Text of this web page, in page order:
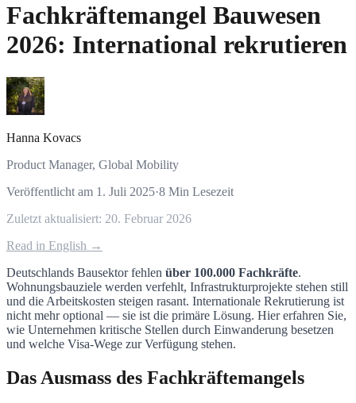
Fachkräftemangel Bauwesen
2026: International rekrutieren
Hanna Kovacs
Product Manager, Global Mobility
Veröffentlicht am 1. Juli 2025·8 Min Lesezeit
Zuletzt aktualisiert: 20. Februar 2026
Read in English →
Deutschlands Bausektor fehlen über 100.000 Fachkräfte.
Wohnungsbauziele werden verfehlt, Infrastrukturprojekte stehen still
und die Arbeitskosten steigen rasant. Internationale Rekrutierung ist
nicht mehr optional — sie ist die primäre Lösung. Hier erfahren Sie,
wie Unternehmen kritische Stellen durch Einwanderung besetzen
und welche Visa-Wege zur Verfügung stehen.
Das Ausmass des Fachkräftemangels